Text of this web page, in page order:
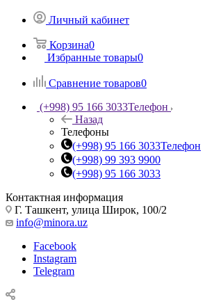
Личный кабинет
Корзина0
Избранные товары0
Сравнение товаров0
(+998) 95 166 3033Телефон
Назад
Телефоны
(+998) 95 166 3033Телефон
(+998) 99 393 9900
(+998) 95 166 3033
Контактная информация
Г. Ташкент, улица Широк, 100/2
info@minora.uz
Facebook
Instagram
Telegram